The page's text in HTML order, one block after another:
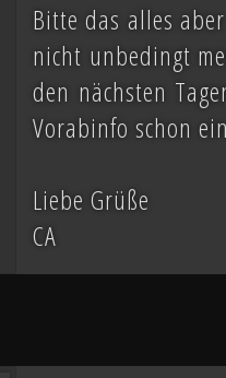
Bitte das alles
nicht unbedingt
den nächsten
Vorabinfo schon
Liebe Grüße
CA